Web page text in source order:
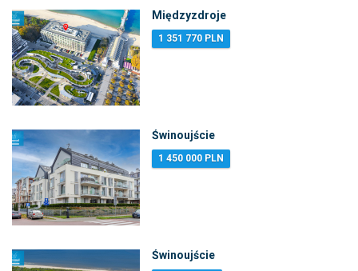
Międzyzdroje
1 351 770 PLN
Świnoujście
1 450 000 PLN
Świnoujście